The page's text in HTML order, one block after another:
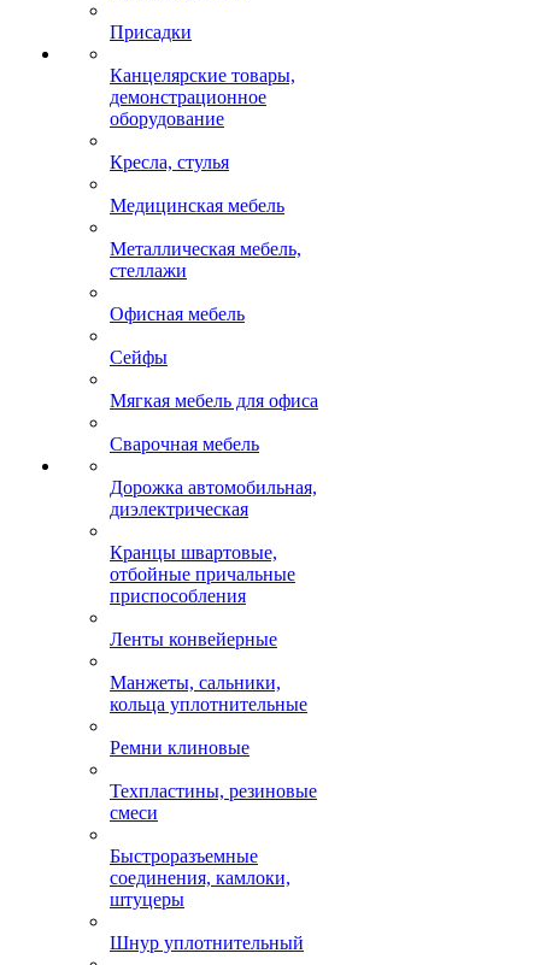
Присадки
Канцелярские товары,
демонстрационное
оборудование
Кресла, стулья
Медицинская мебель
Металлическая мебель,
стеллажи
Офисная мебель
Сейфы
Мягкая мебель для офиса
Сварочная мебель
Дорожка автомобильная,
диэлектрическая
Кранцы швартовые,
отбойные причальные
приспособления
Ленты конвейерные
Манжеты, сальники,
кольца уплотнительные
Ремни клиновые
Техпластины, резиновые
смеси
Быстроразъемные
соединения, камлоки,
штуцеры
Шнур уплотнительный